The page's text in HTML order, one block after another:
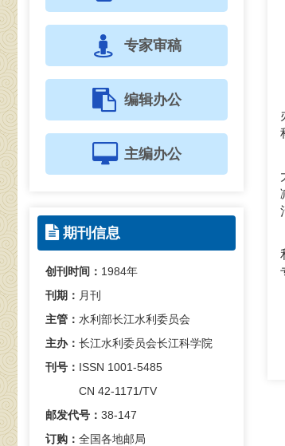
专家审稿
编辑办公
主编办公
期刊信息
创刊时间： 1984年
刊期： 月刊
主管： 水利部长江水利委员会
主办： 长江水利委员会长江科学院
刊号： ISSN 1001-5485
CN 42-1171/TV
邮发代号： 38-147
订购： 全国各地邮局